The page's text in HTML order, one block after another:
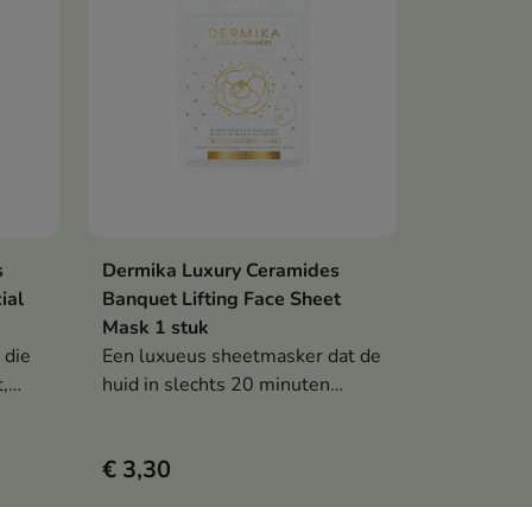
In winkelwagen
Dermika Luxury Ceramides
Banquet Lifting Face Sheet
Mask 1 stuk
Een luxueus sheetmasker dat de
huid in slechts 20 minuten
€ 3,30